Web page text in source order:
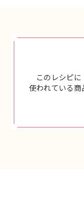
このレシピに
使われている商